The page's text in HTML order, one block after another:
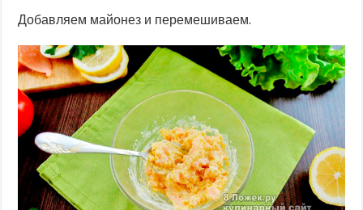
Добавляем майонез и перемешиваем.